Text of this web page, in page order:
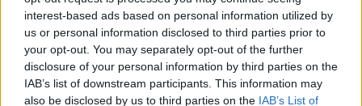
interest-based ads based on personal information utilized by
us or personal information disclosed to third parties prior to
your opt-out. You may separately opt-out of the further
disclosure of your personal information by third parties on the
IAB’s list of downstream participants. This information may
also be disclosed by us to third parties on the IAB’s List of
riprendendoti metri ad ogni virata, l’impressione è quella di trovarsi
di fronte ad un talentuoso succhiaruote che sfrutta le scie e poi
piazza lo scatto vincente. La finale sarà una gara complicata.
Gregorio l’affronta a modo suo, da protagonista, la imposta
all’attacco ma non basta. Attacca ancora ma non basta, l’ucraino è
sempre lì, non molla. Credo che un qualsiasi nuotatore con minori